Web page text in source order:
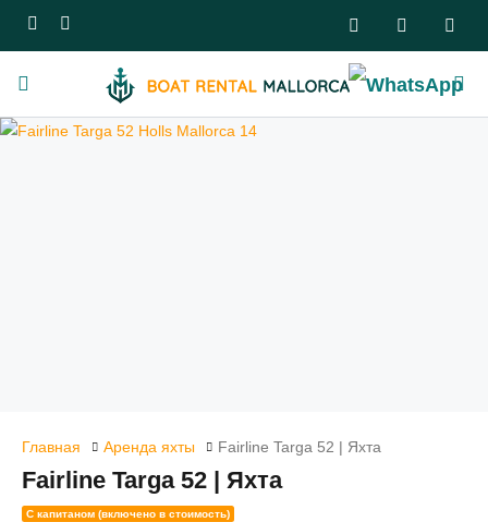
Главная Аренда яхты Fairline Targa 52 | Яхта
Fairline Targa 52 | Яхта
С капитаном (включено в стоимость)